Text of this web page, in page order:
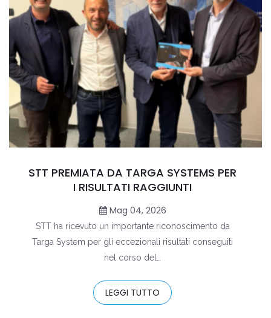
STT PREMIATA DA TARGA SYSTEMS PER
I RISULTATI RAGGIUNTI
Mag 04, 2026
STT ha ricevuto un importante riconoscimento da
Targa System per gli eccezionali risultati conseguiti
nel corso del…
LEGGI TUTTO